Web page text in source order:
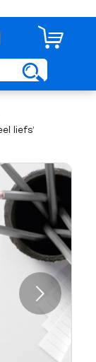
liefs’